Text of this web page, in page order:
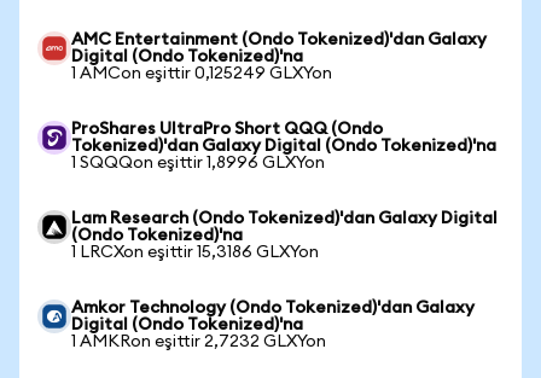
AMC Entertainment (Ondo Tokenized)'dan Galaxy
Digital (Ondo Tokenized)'na
1 AMCon eşittir 0,125249 GLXYon
ProShares UltraPro Short QQQ (Ondo
Tokenized)'dan Galaxy Digital (Ondo Tokenized)'na
1 SQQQon eşittir 1,8996 GLXYon
Lam Research (Ondo Tokenized)'dan Galaxy Digital
(Ondo Tokenized)'na
1 LRCXon eşittir 15,3186 GLXYon
Amkor Technology (Ondo Tokenized)'dan Galaxy
Digital (Ondo Tokenized)'na
1 AMKRon eşittir 2,7232 GLXYon